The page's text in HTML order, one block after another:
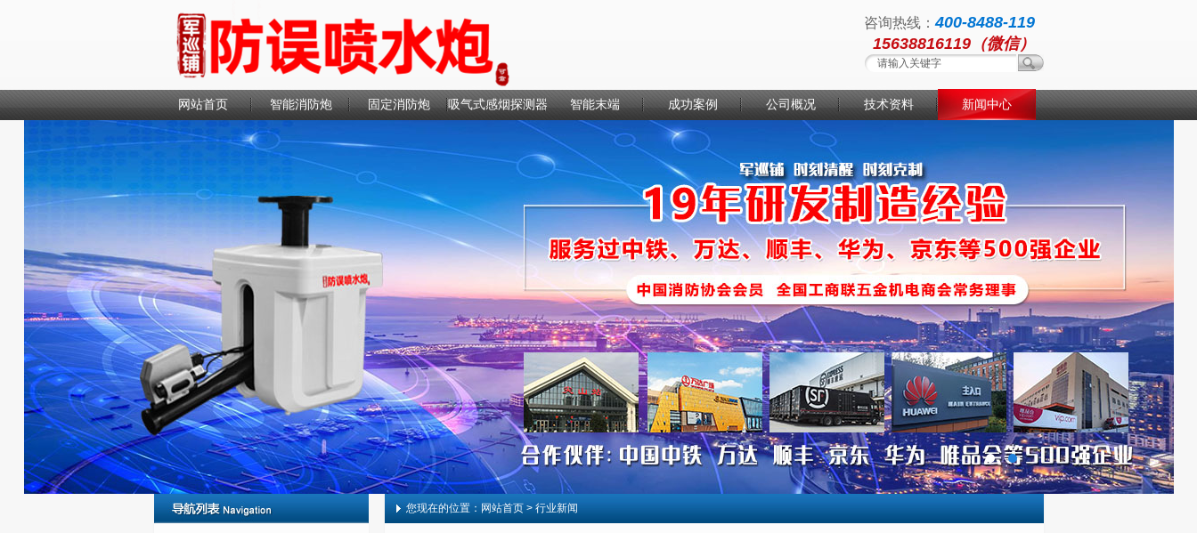
咨询热线：400-8488-119
15638816119（微信）
网站首页 智能消防炮 固定消防炮 吸气式感烟探测器 智能末端 成功案例 公司概况 技术资料 新闻中心
联系我们
您现在的位置： 网站首页> 行业新闻